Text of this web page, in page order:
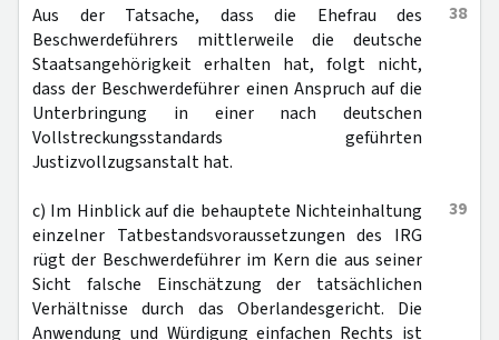
38
Aus der Tatsache, dass die Ehefrau des
Beschwerdeführers mittlerweile die deutsche
Staatsangehörigkeit erhalten hat, folgt nicht,
dass der Beschwerdeführer einen Anspruch auf die
Unterbringung in einer nach deutschen
Vollstreckungsstandards geführten
Justizvollzugsanstalt hat.
39
c) Im Hinblick auf die behauptete Nichteinhaltung
einzelner Tatbestandsvoraussetzungen des IRG
rügt der Beschwerdeführer im Kern die aus seiner
Sicht falsche Einschätzung der tatsächlichen
Verhältnisse durch das Oberlandesgericht. Die
Anwendung und Würdigung einfachen Rechts ist